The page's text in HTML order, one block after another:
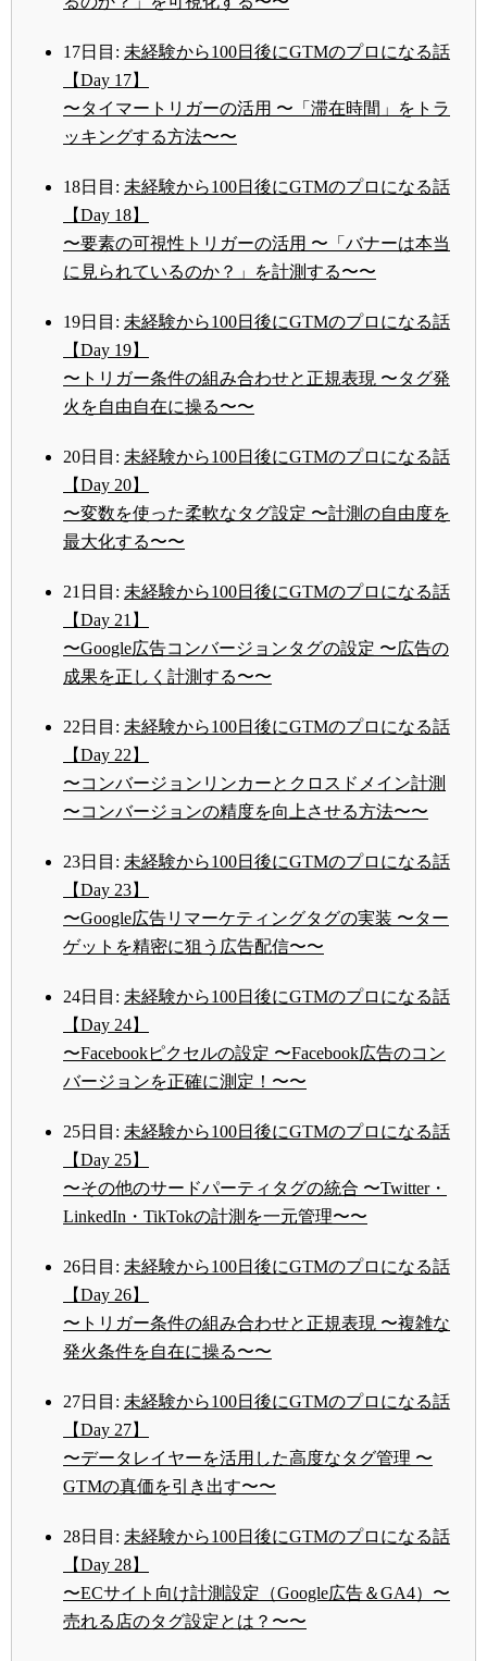
17日目: 未経験から100日後にGTMのプロになる話
【Day 17】
〜タイマートリガーの活用 〜「滞在時間」をトラ
ッキングする方法〜〜
18日目: 未経験から100日後にGTMのプロになる話
【Day 18】
〜要素の可視性トリガーの活用 〜「バナーは本当
に見られているのか？」を計測する〜〜
19日目: 未経験から100日後にGTMのプロになる話
【Day 19】
〜トリガー条件の組み合わせと正規表現 〜タグ発
火を自由自在に操る〜〜
20日目: 未経験から100日後にGTMのプロになる話
【Day 20】
〜変数を使った柔軟なタグ設定 〜計測の自由度を
最大化する〜〜
21日目: 未経験から100日後にGTMのプロになる話
【Day 21】
〜Google広告コンバージョンタグの設定 〜広告の
成果を正しく計測する〜〜
22日目: 未経験から100日後にGTMのプロになる話
【Day 22】
〜コンバージョンリンカーとクロスドメイン計測
〜コンバージョンの精度を向上させる方法〜〜
23日目: 未経験から100日後にGTMのプロになる話
【Day 23】
〜Google広告リマーケティングタグの実装 〜ター
ゲットを精密に狙う広告配信〜〜
24日目: 未経験から100日後にGTMのプロになる話
【Day 24】
〜Facebookピクセルの設定 〜Facebook広告のコン
バージョンを正確に測定！〜〜
25日目: 未経験から100日後にGTMのプロになる話
【Day 25】
〜その他のサードパーティタグの統合 〜Twitter・
LinkedIn・TikTokの計測を一元管理〜〜
26日目: 未経験から100日後にGTMのプロになる話
【Day 26】
〜トリガー条件の組み合わせと正規表現 〜複雑な
発火条件を自在に操る〜〜
27日目: 未経験から100日後にGTMのプロになる話
【Day 27】
〜データレイヤーを活用した高度なタグ管理 〜
GTMの真価を引き出す〜〜
28日目: 未経験から100日後にGTMのプロになる話
【Day 28】
〜ECサイト向け計測設定（Google広告＆GA4）〜
売れる店のタグ設定とは？〜〜